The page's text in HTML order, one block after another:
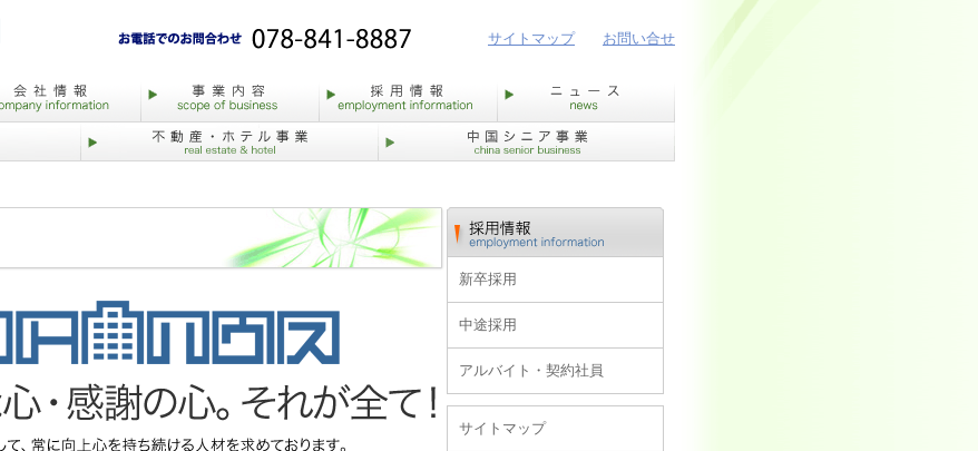
お問い合せ
サイトマップ
新卒採用
中途採用
アルバイト・契約社員
サイトマップ